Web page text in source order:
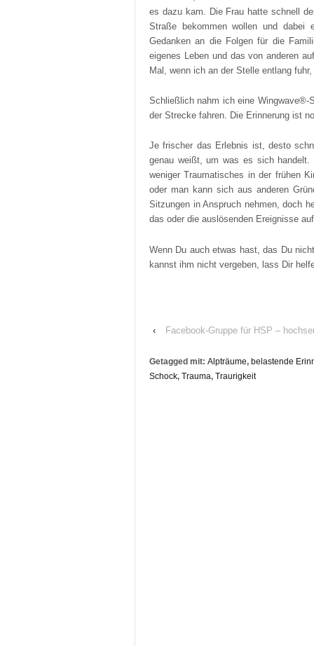
es dazu kam. Die Frau hatte schnell
Straße bekommen wollen und dabei
Gedanken an die Folgen für die
eigenes Leben und das von anderen
Mal, wenn ich an der Stelle entlang
Schließlich nahm ich eine Wingwave®-
der Strecke fahren. Die Erinnerung ist
Je frischer das Erlebnis ist, desto
genau weißt, um was es sich
weniger Traumatisches in der frühen
oder man kann sich aus anderen
Sitzungen in Anspruch nehmen, doch
das oder die auslösenden Ereignisse
Wenn Du auch etwas hast, das Du
kannst ihm nicht vergeben, lass Dir
‹ Facebook-Gruppe für HSP –
Getagged mit: Alpträume, belastende
Schock, Trauma, Traurigkeit